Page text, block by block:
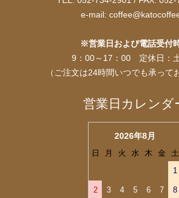
e-mail:
※営業日および電話受付
9：00～17：00 定休日：
（ご注文は24時間いつでも承って
営業日カレンダ
2026年8月
日 月 火 水 木 金
土
1
2 3 4 5 6 7 8